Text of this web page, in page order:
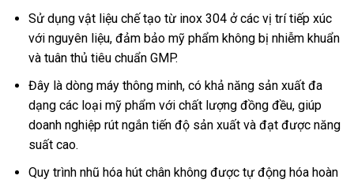
Sử dụng vật liệu chế tạo từ inox 304 ở các vị trí tiếp xúc
với nguyên liệu, đảm bảo mỹ phẩm không bị nhiễm khuẩn
và tuân thủ tiêu chuẩn GMP.
Đây là dòng máy thông minh, có khả năng sản xuất đa
dạng các loại mỹ phẩm với chất lượng đồng đều, giúp
doanh nghiệp rút ngắn tiến độ sản xuất và đạt được năng
suất cao.
Quy trình nhũ hóa hút chân không được tự động hóa hoàn